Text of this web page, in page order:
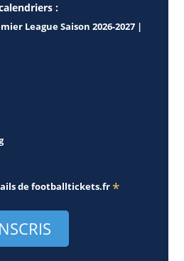
:
League Saison 2026-2027 |
defootballtickets.fr *